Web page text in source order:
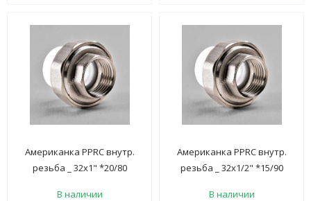
Американка PPRC внутр.
резьба _ 32х1" *20/80
В наличии
Американка PPRC внутр.
резьба _ 32х1/2" *15/90
В наличии